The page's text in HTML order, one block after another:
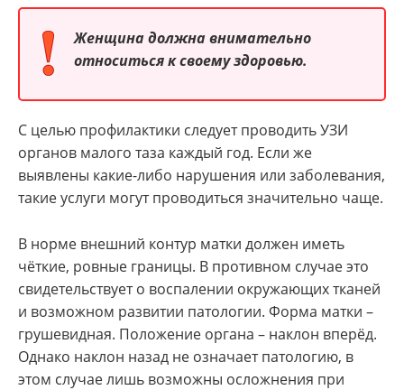
Женщина должна внимательно
относиться к своему здоровью.
С целью профилактики следует проводить УЗИ
органов малого таза каждый год. Если же
выявлены какие-либо нарушения или заболевания,
такие услуги могут проводиться значительно чаще.
В норме внешний контур матки должен иметь
чёткие, ровные границы. В противном случае это
свидетельствует о воспалении окружающих тканей
и возможном развитии патологии. Форма матки –
грушевидная. Положение органа – наклон вперёд.
Однако наклон назад не означает патологию, в
этом случае лишь возможны осложнения при